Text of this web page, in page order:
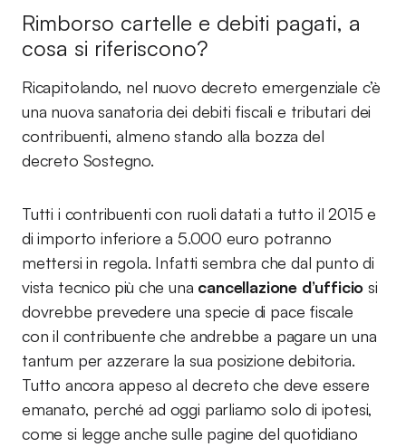
Rimborso cartelle e debiti pagati, a
cosa si riferiscono?
Ricapitolando, nel nuovo decreto emergenziale c’è
una nuova sanatoria dei debiti fiscali e tributari dei
contribuenti, almeno stando alla bozza del
decreto Sostegno.
Tutti i contribuenti con ruoli datati a tutto il 2015 e
di importo inferiore a 5.000 euro potranno
mettersi in regola. Infatti sembra che dal punto di
vista tecnico più che una cancellazione d’ufficio si
dovrebbe prevedere una specie di pace fiscale
con il contribuente che andrebbe a pagare un una
tantum per azzerare la sua posizione debitoria.
Tutto ancora appeso al decreto che deve essere
emanato, perché ad oggi parliamo solo di ipotesi,
come si legge anche sulle pagine del quotidiano